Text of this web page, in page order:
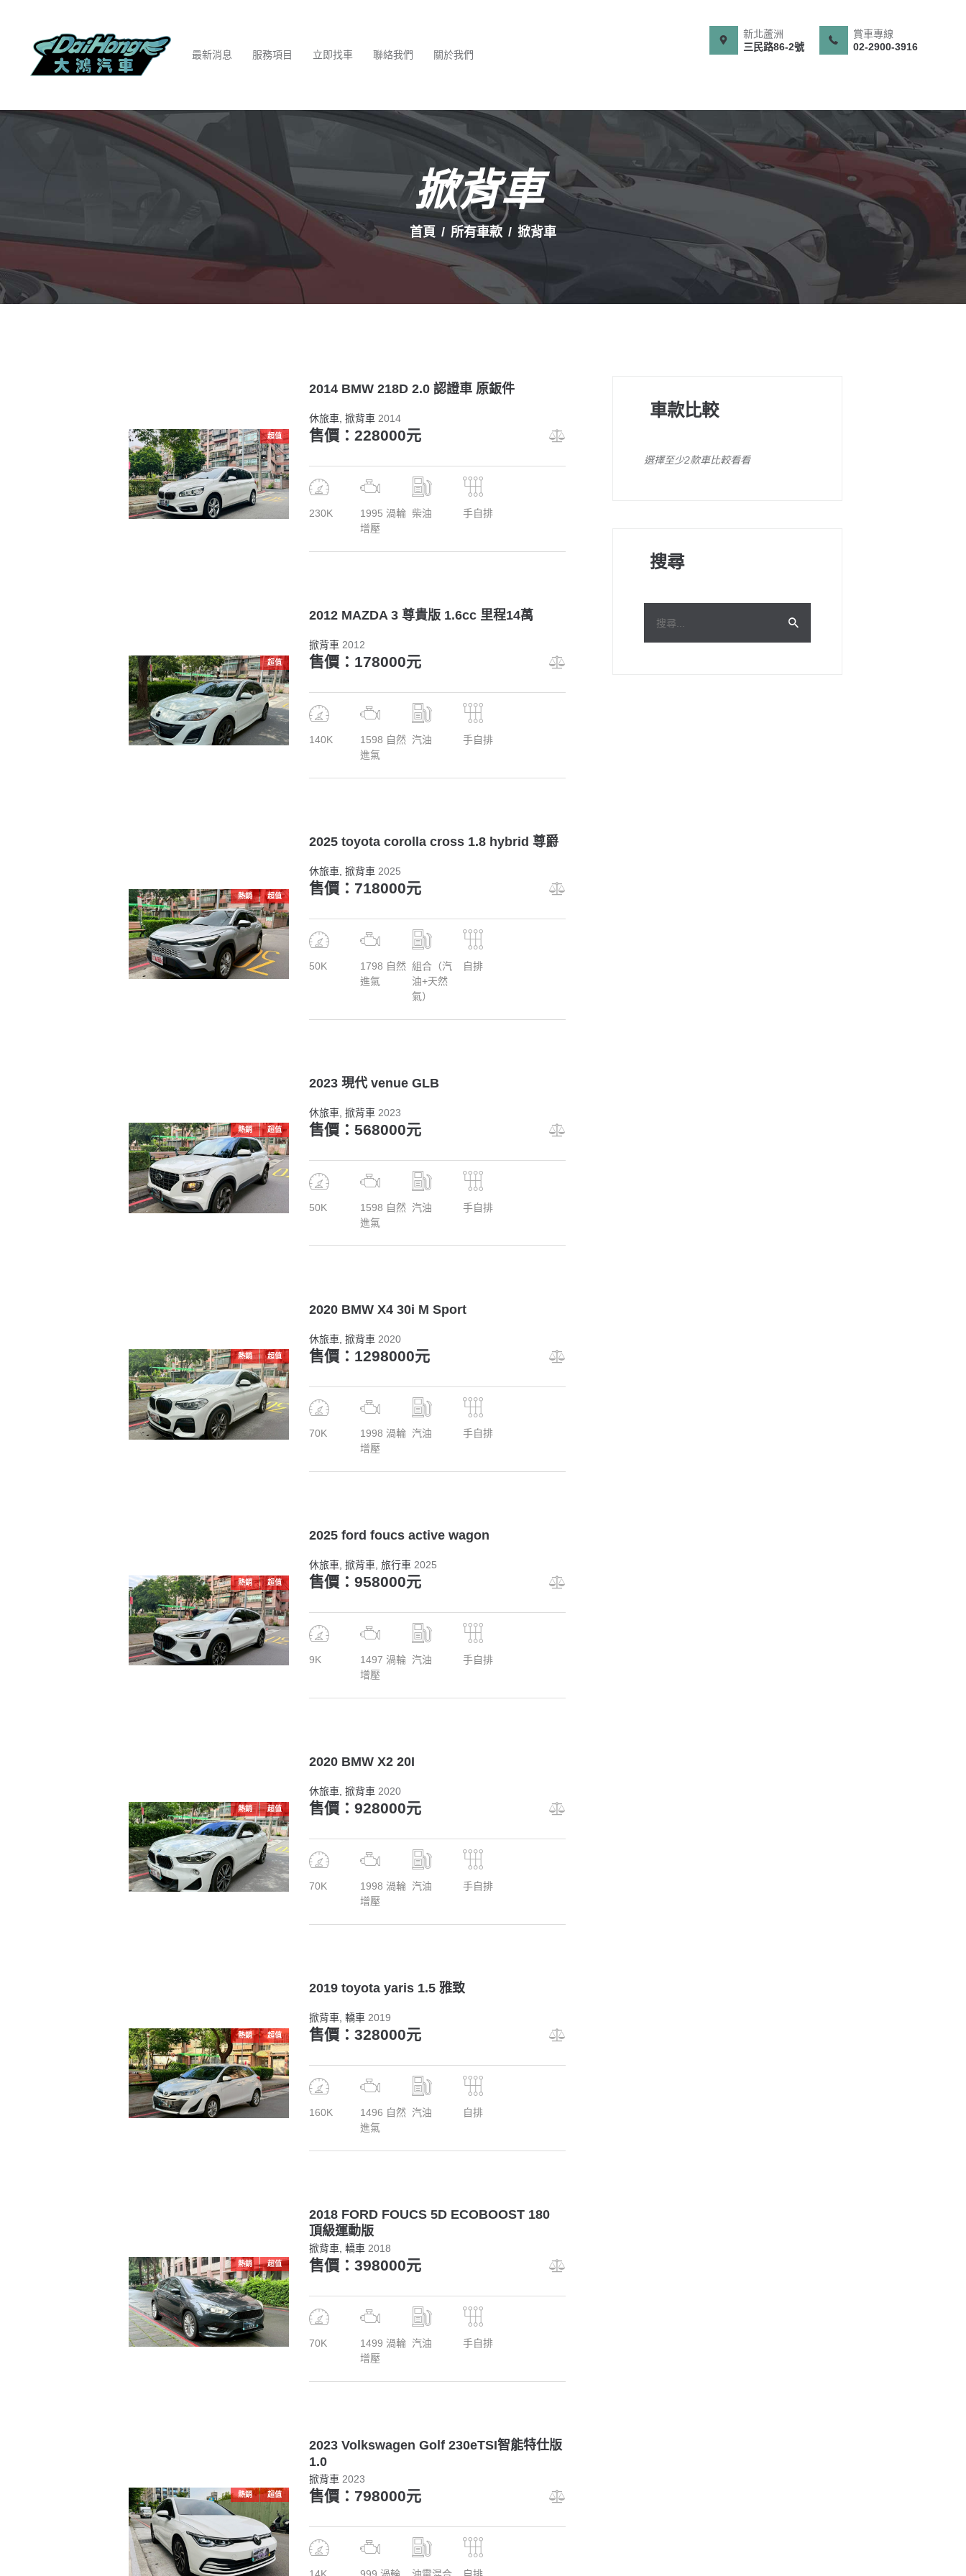
最新消息 服務項目 立即找車 聯絡我們 關於我們
新北蘆洲
三民路86-2號
賞車專線
02-2900-3916
掀背車
首頁 所有車款 掀背車
服務項目
聯絡我們
關於我們
超值
2014 BMW 218D 2.0 認證車 原鈑件
休旅車 , 掀背車 2014
售價：228000元
230K
1995 渦輪
增壓
柴油 手自排
超值
2012 MAZDA 3 尊貴版 1.6cc 里程14萬
掀背車 2012
售價：178000元
140K
1598 自然
進氣
汽油 手自排
熱銷 超值
2025 toyota corolla cross 1.8 hybrid 尊爵
休旅車 , 掀背車 2025
售價：718000元
50K
1798 自然
進氣
組合（汽
油+天然
氣）
自排
熱銷 超值
2023 現代 venue GLB
休旅車 , 掀背車 2023
售價：568000元
50K
1598 自然
進氣
汽油 手自排
熱銷 超值
2020 BMW X4 30i M Sport
休旅車 , 掀背車 2020
售價：1298000元
70K
1998 渦輪
增壓
汽油 手自排
熱銷 超值
2025 ford foucs active wagon
休旅車, 掀背車, 旅行車 2025
售價：958000元
9K
1497 渦輪
增壓
汽油 手自排
熱銷 超值
2020 BMW X2 20I
休旅車, 掀背車 2020
售價：928000元
70K
1998 渦輪
增壓
汽油 手自排
熱銷 超值
2019 toyota yaris 1.5 雅致
掀背車, 轎車 2019
售價：328000元
160K
1496 自然
進氣
汽油 自排
熱銷 超值
2018 FORD FOUCS 5D ECOBOOST 180
頂級運動版
掀背車 , 轎車 2018
售價：398000元
70K
1499 渦輪
增壓
汽油 手自排
熱銷 超值
2023 Volkswagen Golf 230eTSI智能特仕版
1.0
掀背車 2023
售價：798000元
車款比較
選擇至少2款車比較看看
搜尋
關